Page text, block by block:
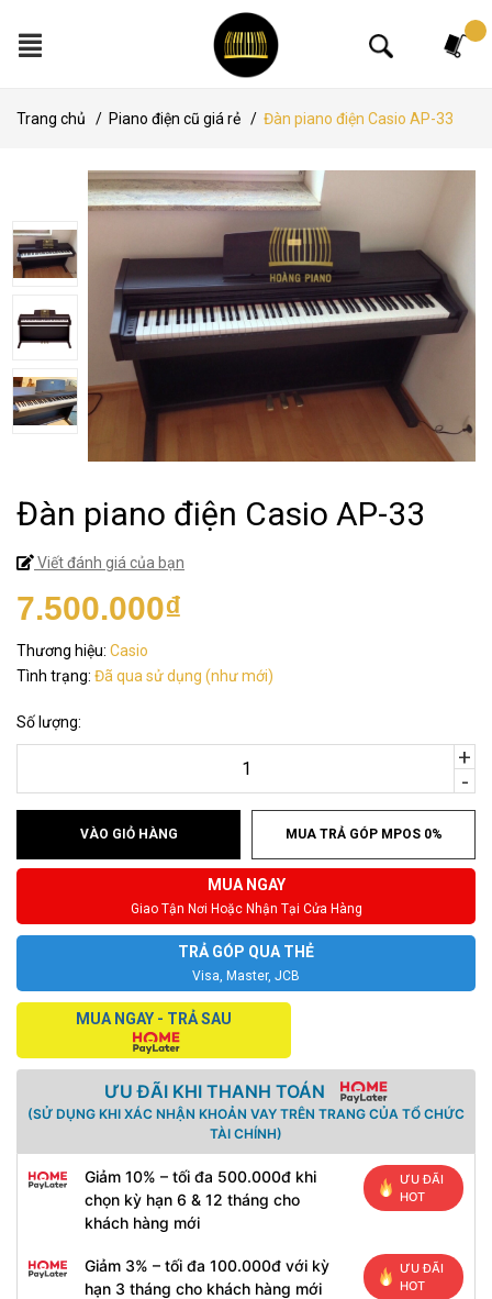
Trang chủ / Piano điện cũ giá rẻ / Đàn piano điện Casio AP-33
Đàn piano điện Casio AP-33
Viết đánh giá của bạn
7.500.000₫
Thương hiệu: Casio
Tình trạng: Đã qua sử dụng (như mới)
Số lượng:
-
+
VÀO GIỎ HÀNG MUA TRẢ GÓP MPOS 0%
MUA NGAY
Giao Tận Nơi Hoặc Nhận Tại Cửa Hàng
TRẢ GÓP QUA THẺ
Visa, Master, JCB
MUA NGAY - TRẢ SAU
ƯU ĐÃI KHI THANH TOÁN
(SỬ DỤNG KHI XÁC NHẬN KHOẢN VAY TRÊN TRANG CỦA TỔ CHỨC
TÀI CHÍNH)
Giảm 10% – tối đa 500.000đ khi
chọn kỳ hạn 6 & 12 tháng cho
khách hàng mới
ƯU ĐÃI
HOT
Giảm 3% – tối đa 100.000đ với kỳ
hạn 3 tháng cho khách hàng mới
ƯU ĐÃI
HOT